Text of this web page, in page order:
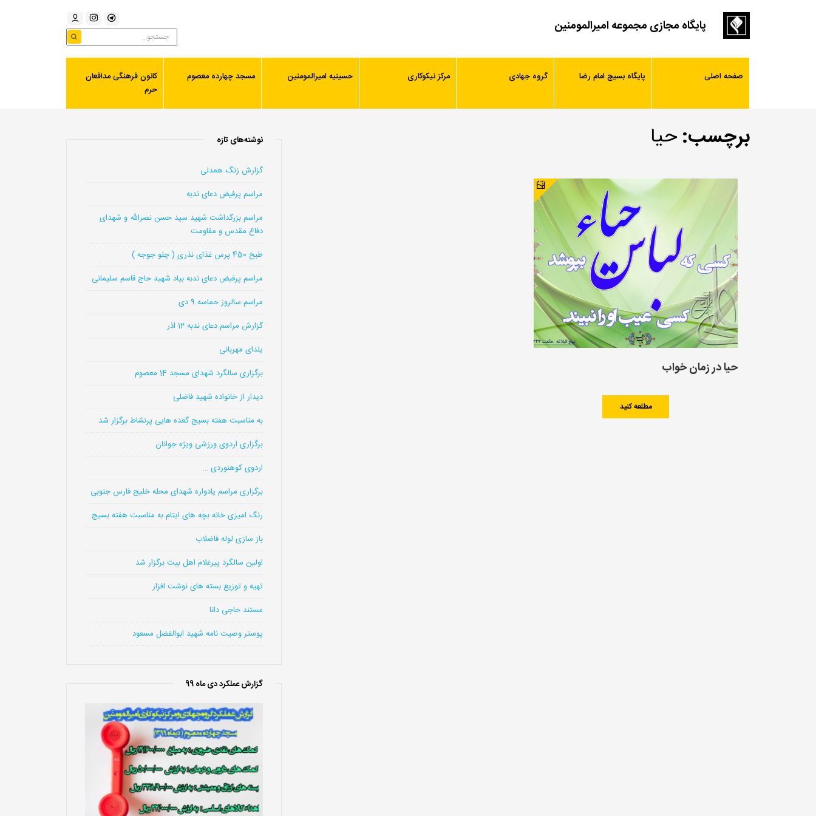
پایگاه مجازی مجموعه امیرالمومنین
صفحه اصلی پایگاه بسیج امام رضا گروه جهادی مرکز نیکوکاری حسینیه امیرالمومنین مسجد چهارده معصوم
کانون فرهنگی مدافعان
حرم
برچسب:حیا
حیا در زمان خواب
مطلعه کنید
نوشته‌های تازه
گزارش زنگ همدلی
مراسم پرفیض دعای ندبه
مراسم بزرگداشت شهید سید حسن نصرالله و شهدای
دفاع مقدس و مقاومت
طبخ 450 پرس غذای نذری ( چلو جوجه )
مراسم پرفیض دعای ندبه بیاد شهید حاج قاسم سلیمانی
مراسم سالروز حماسه 9 دی
گزارش مراسم دعای ندبه 12 اذر
یلدای مهربانی
برگزاری سالگرد شهدای مسجد 14 معصوم
دیدار از خانواده شهید فاضلی
به مناسبت هفته بسیج گعده هایی پرنشاط برگزار شد
برگزاری اردوی ورزشی ویژه جوانان
اردوی کوهنوردی …
برگزاری مراسم یادواره شهدای محله خلیج فارس جنوبی
رنگ امیزی خانه بچه های ایتام به مناسبت هفته بسیج
باز سازی لوله فاضلاب
اولین سالگرد پیرغلام اهل بیت برگزار شد
تهیه و توزیع بسته های نوشت افزار
مستند حاجی دانا
پوستر وصیت نامه شهید ابوالفضل مسعود
گزارش عملکرد دی ماه 99